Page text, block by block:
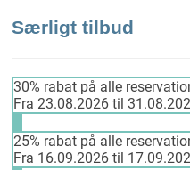
Særligt tilbud
30% rabat på alle
Fra 23.08.2026 til
25% rabat på alle
Fra 16.09.2026 til